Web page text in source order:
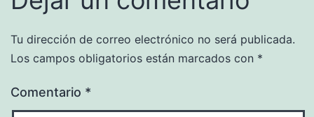
Tu dirección de correo electrónico no será publicada.
Los campos obligatorios están marcados con *
Comentario *